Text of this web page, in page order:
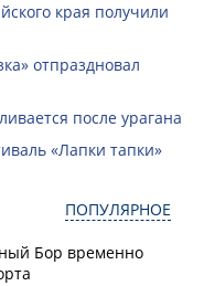
края получили
отпраздновал
после урагана
«Лапки тапки»
ПОПУЛЯРНОЕ
Бор временно